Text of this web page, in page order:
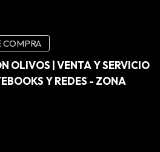
COMPRA
OLIVOS | VENTA Y SERVICIO
Y REDES - ZONA